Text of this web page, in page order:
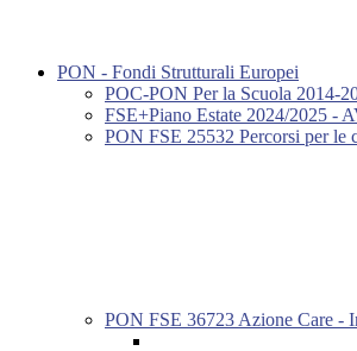
PON - Fondi Strutturali Europei
POC-PON Per la Scuola 2014-
FSE+Piano Estate 2024/2025 -
PON FSE 25532 Percorsi per le
PON FSE 36723 Azione Care -